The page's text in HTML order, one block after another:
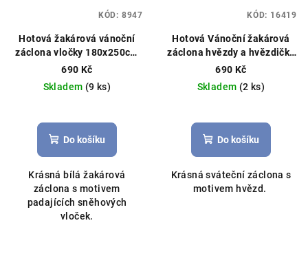
Hotová žakárová vánoční
záclona vločky 180x250cm
bílá
690 Kč
Skladem (9 ks)
Do košíku
Krásná bílá žakárová
záclona s motivem
padajících sněhových
vloček.
KÓD: 8947
Hotová Vánoční žakárová
záclona hvězdy a hvězdičky
150x250cm bílá
690 Kč
Skladem (2 ks)
Do košíku
Krásná sváteční záclona s
motivem hvězd.
KÓD: 16419